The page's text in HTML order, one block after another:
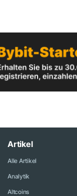
Artikel
Alle Artikel
Analytik
Altcoins